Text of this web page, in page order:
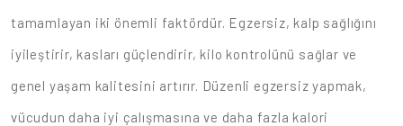
tamamlayan iki önemli faktördür. Egzersiz, kalp sağlığını
iyileştirir, kasları güçlendirir, kilo kontrolünü sağlar ve
genel yaşam kalitesini artırır. Düzenli egzersiz yapmak,
vücudun daha iyi çalışmasına ve daha fazla kalori